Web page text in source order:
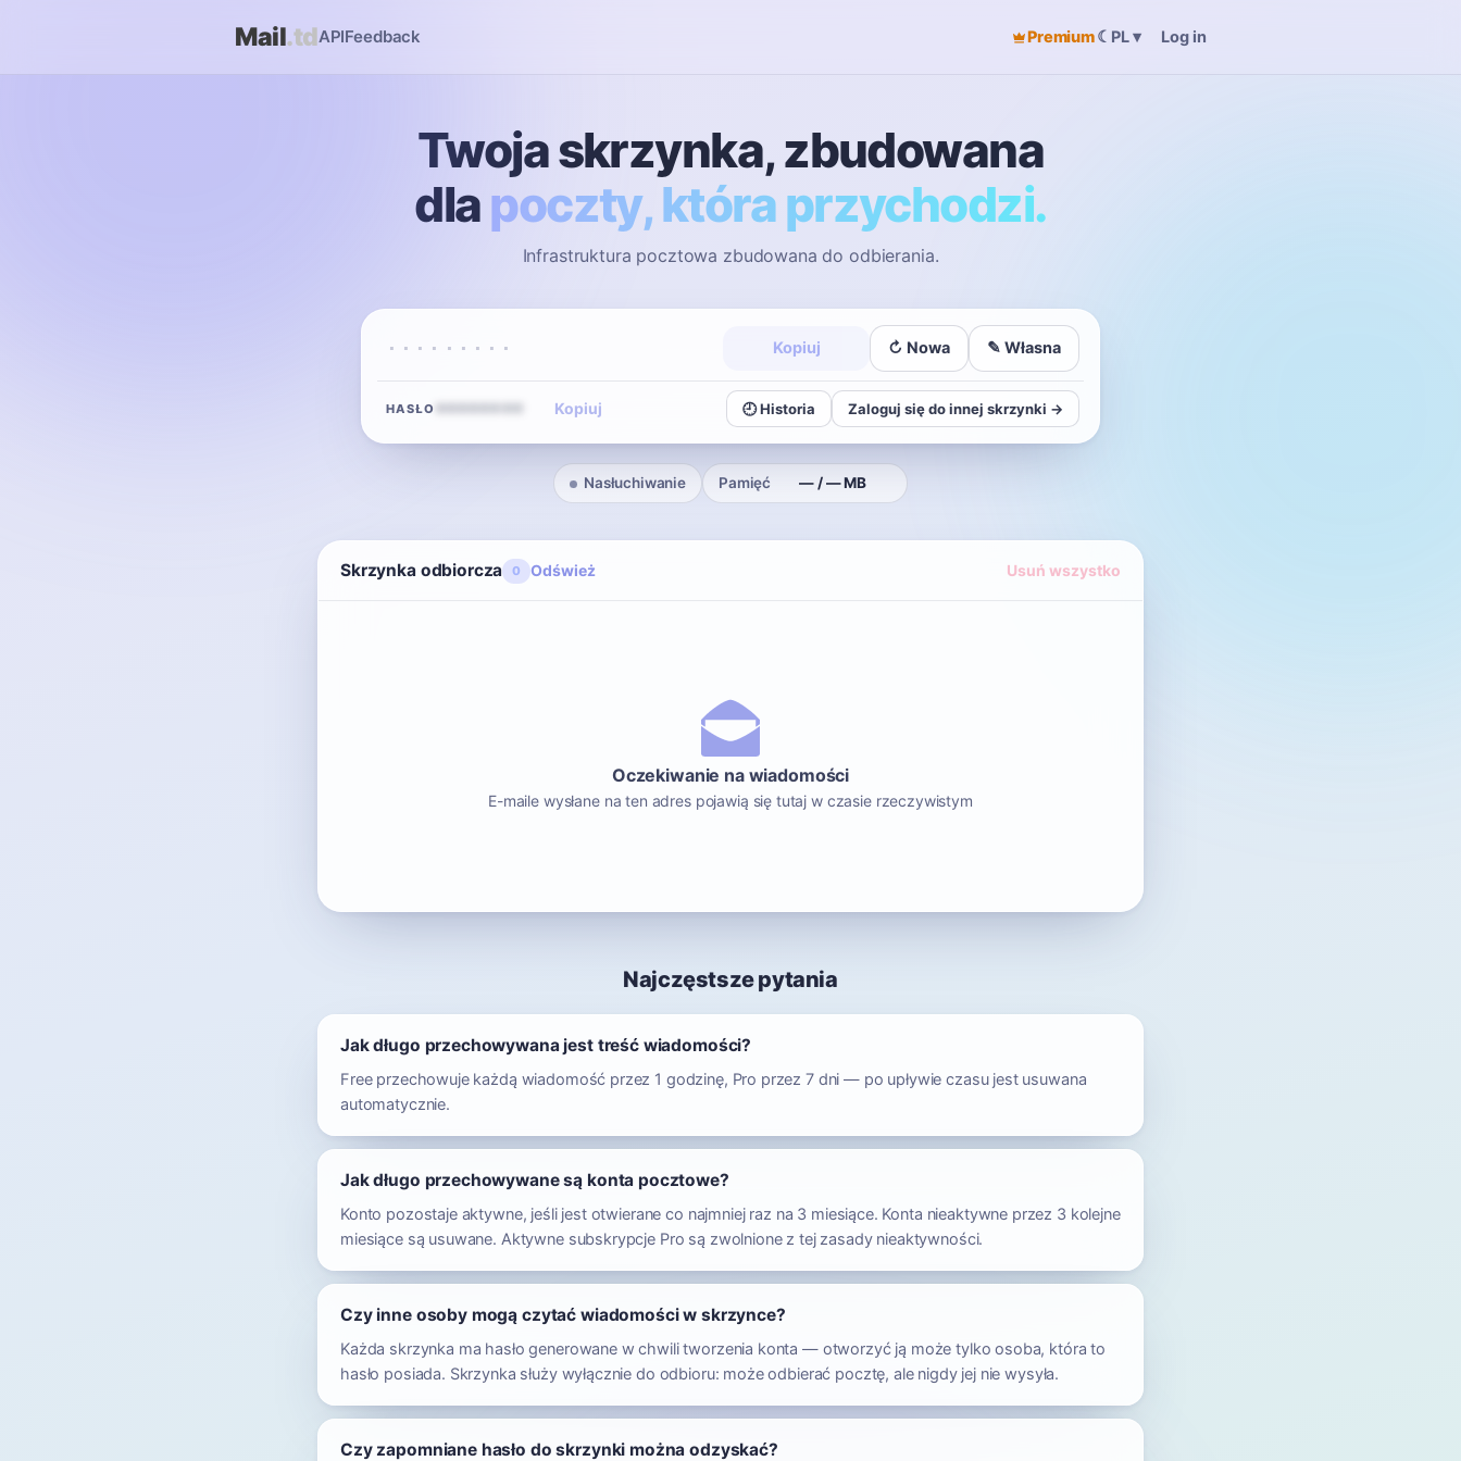
Mail.tdAPIFeedback Premium☾ PL▾ Log in
Twoja skrzynka, zbudowana
dlapoczty, która przychodzi.
Infrastruktura pocztowa zbudowana do odbierania.
········· Kopiuj ↻ Nowa ✎ Własna
HASŁO Kopiuj 🕘 Historia Zaloguj się do innej skrzynki →
Nasłuchiwanie Pamięć — / — MB
Skrzynka odbiorcza 0 Odśwież Usuń wszystko
Oczekiwanie na wiadomości
E-maile wysłane na ten adres pojawią się tutaj w czasie rzeczywistym
Najczęstsze pytania
Jak długo przechowywana jest treść wiadomości?
Free przechowuje każdą wiadomość przez 1 godzinę, Pro przez 7 dni — po upływie czasu jest usuwana
automatycznie.
Jak długo przechowywane są konta pocztowe?
Konto pozostaje aktywne, jeśli jest otwierane co najmniej raz na 3 miesiące. Konta nieaktywne przez 3 kolejne
miesiące są usuwane. Aktywne subskrypcje Pro są zwolnione z tej zasady nieaktywności.
Czy inne osoby mogą czytać wiadomości w skrzynce?
Każda skrzynka ma hasło generowane w chwili tworzenia konta — otworzyć ją może tylko osoba, która to
hasło posiada. Skrzynka służy wyłącznie do odbioru: może odbierać pocztę, ale nigdy jej nie wysyła.
Czy zapomniane hasło do skrzynki można odzyskać?